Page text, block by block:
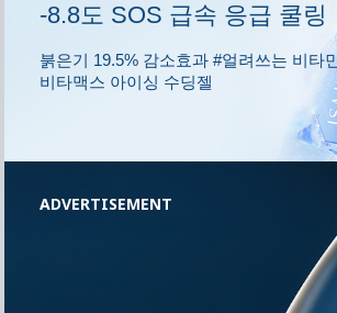
-8.8도 SOS 급속 응급 쿨링
붉은기 19.5% 감소효과 #얼려쓰는 비타
비타맥스 아이싱 수딩젤
ADVERTISEMENT